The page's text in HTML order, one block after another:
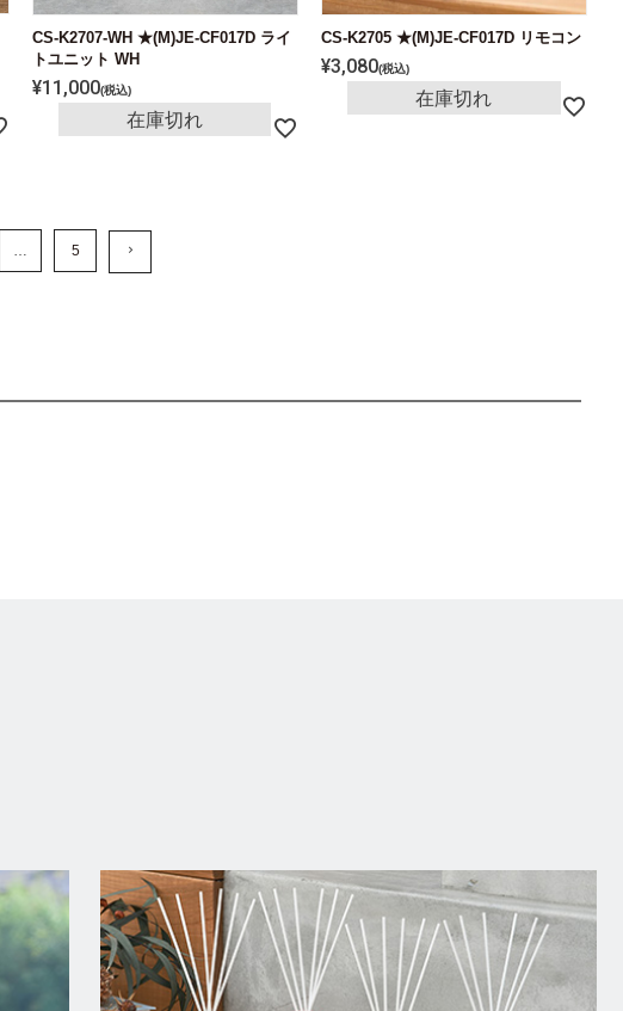
CS-K2707-WH ★(M)JE-CF017D ライ
トユニット WH
¥11,000 税込
在庫切れ
CS-K2705 ★(M)JE-CF017D リモコン
¥3,080 税込
在庫切れ
… 5